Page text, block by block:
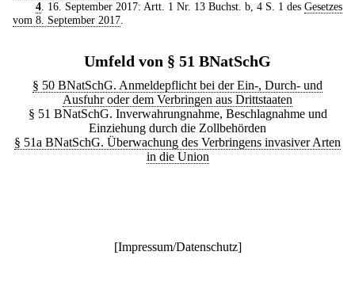
4. 16. September 2017: Artt. 1 Nr. 13 Buchst. b, 4 S. 1 des Gesetzes
vom 8. September 2017
Umfeld von § 51 BNatSchG
§ 50 BNatSchG. Anmeldepflicht bei der Ein-, Durch- und
Ausfuhr oder dem Verbringen aus Drittstaaten
§ 51 BNatSchG. Inverwahrungnahme, Beschlagnahme und
Einziehung durch die Zollbehörden
§ 51a BNatSchG. Überwachung des Verbringens invasiver Arten
in die Union
[Impressum/Datenschutz]